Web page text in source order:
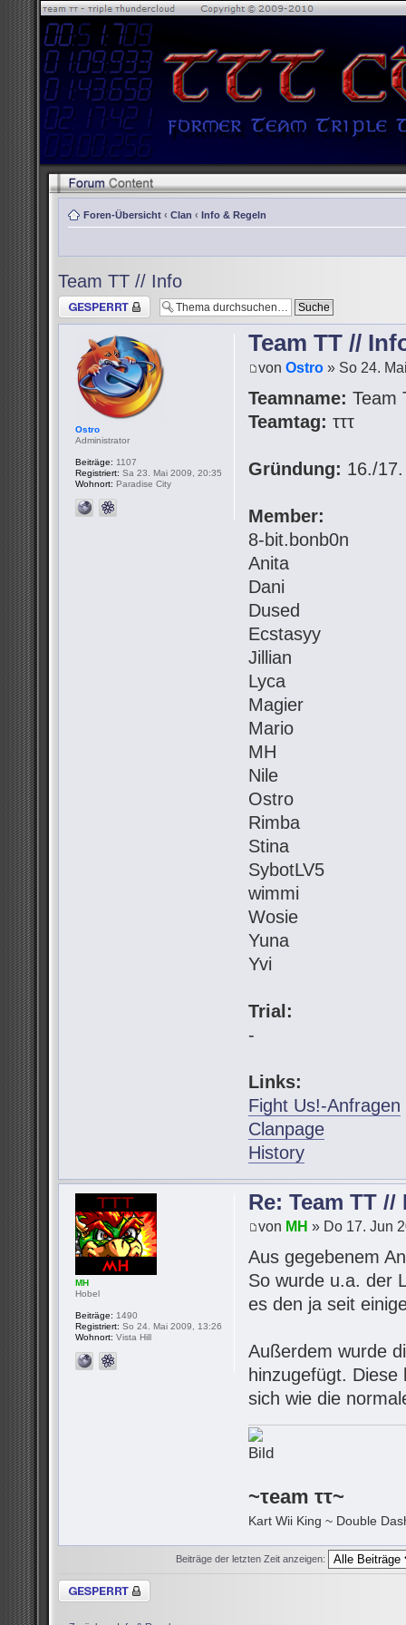
Foren-Übersicht ‹ Clan ‹ Info & Regeln
Team TT // Info
Thema gesperrt
Team TT //
vonOstro » So 24.
Teamname: Team
Teamtag: τττ
Gründung: 16./
Member:
8-bit.bonb0n
Anita
Dani
Dused
Ecstasyy
Jillian
Lyca
Magier
Mario
MH
Nile
Ostro
Rimba
Stina
SybotLV5
wimmi
Wosie
Yuna
Yvi
Trial:
-
Links:
Fight Us!-Anfragen
Clanpage
History
Ostro
Administrator
Beiträge: 1107
Registriert: Sa 23. Mai 2009, 20:35
Wohnort: Paradise City
Re: Team TT //
von MH » Do 17. Jun
Aus gegebenem
So wurde u.a. der
es den ja seit
Außerdem wurde
hinzugefügt. Diese
sich wie die
~τeam ττ~
Kart Wii King ~ Double
MH
Hobel
Beiträge: 1490
Registriert: So 24. Mai 2009, 13:26
Wohnort: Vista Hill
Beiträge der letzten Zeit anzeigen:
Thema gesperrt